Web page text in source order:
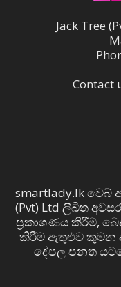
Jack Tree
Contact
smartlady.lk වෙබ්
(Pvt) Ltd ලිඛිත
ප්‍රකාශණය කිරීම,
කිරීම ඇතුළුව කුමන
දේපල පනත